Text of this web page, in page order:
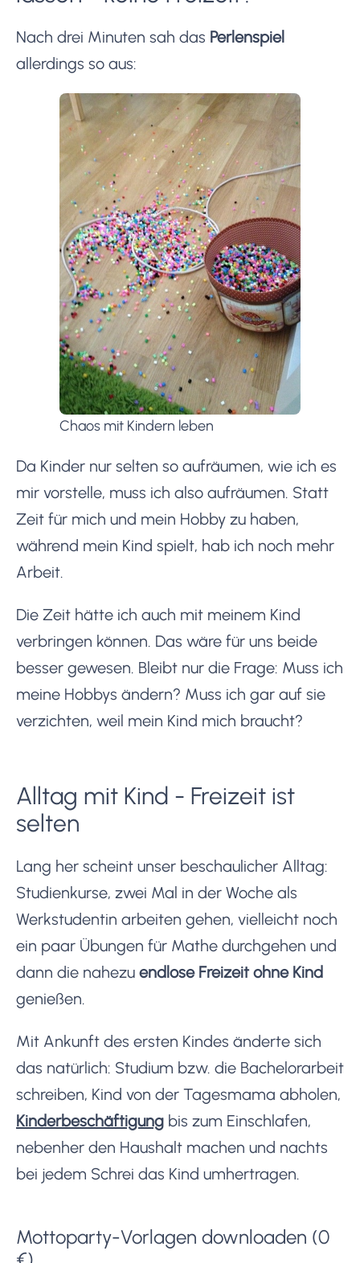
Nach drei Minuten sah das Perlenspiel
allerdings so aus:
Chaos mit Kindern leben
Da Kinder nur selten so aufräumen, wie ich es
mir vorstelle, muss ich also aufräumen. Statt
Zeit für mich und mein Hobby zu haben,
während mein Kind spielt, hab ich noch mehr
Arbeit.
Die Zeit hätte ich auch mit meinem Kind
verbringen können. Das wäre für uns beide
besser gewesen. Bleibt nur die Frage: Muss ich
meine Hobbys ändern? Muss ich gar auf sie
verzichten, weil mein Kind mich braucht?
Alltag mit Kind - Freizeit ist
selten
Lang her scheint unser beschaulicher Alltag:
Studienkurse, zwei Mal in der Woche als
Werkstudentin arbeiten gehen, vielleicht noch
ein paar Übungen für Mathe durchgehen und
dann die nahezu endlose Freizeit ohne Kind
genießen.
Mit Ankunft des ersten Kindes änderte sich
das natürlich: Studium bzw. die Bachelorarbeit
schreiben, Kind von der Tagesmama abholen,
Kinderbeschäftigung bis zum Einschlafen,
nebenher den Haushalt machen und nachts
bei jedem Schrei das Kind umhertragen.
Mottoparty-Vorlagen downloaden (0